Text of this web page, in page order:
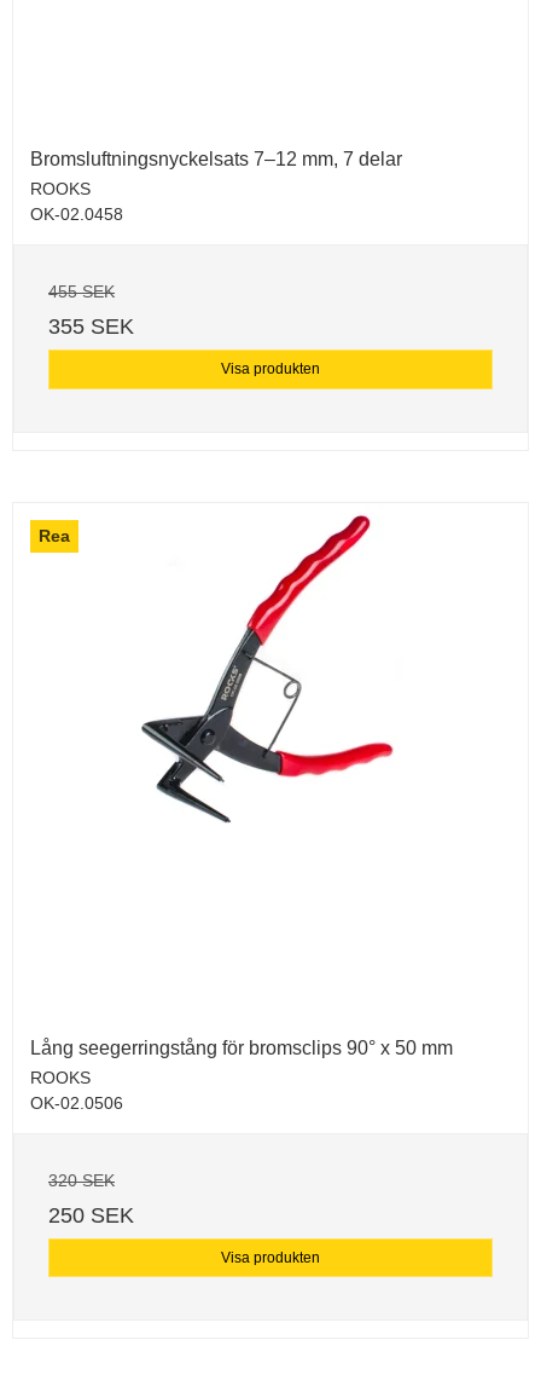
Bromsluftningsnyckelsats 7–12 mm, 7 delar
ROOKS
OK-02.0458
455 SEK
355 SEK
Visa produkten
Rea
Lång seegerringstång för bromsclips 90° x 50 mm
ROOKS
OK-02.0506
320 SEK
250 SEK
Visa produkten